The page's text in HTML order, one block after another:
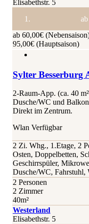
Elisabethstr. 5
ab 60,00€
95,00€ (Hauptsaison)
Sylter Besserburg
2-Raum-App. (ca. 40
Dusche/WC und
Direkt im Zentrum.
Wlan Verfügbar
2 Zi. Whg., 1.Etage, 2
Osten, Doppelbetten,
Geschirrspüler,
Dusche/WC, Fahrstuhl,
2 Personen
2 Zimmer
40m²
Westerland
Elisabethstr. 5